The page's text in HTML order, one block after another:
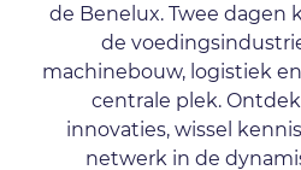
de Benelux. Twee dagen
de
machinebouw, logistiek
centrale plek.
innovaties, wissel
netwerk in de